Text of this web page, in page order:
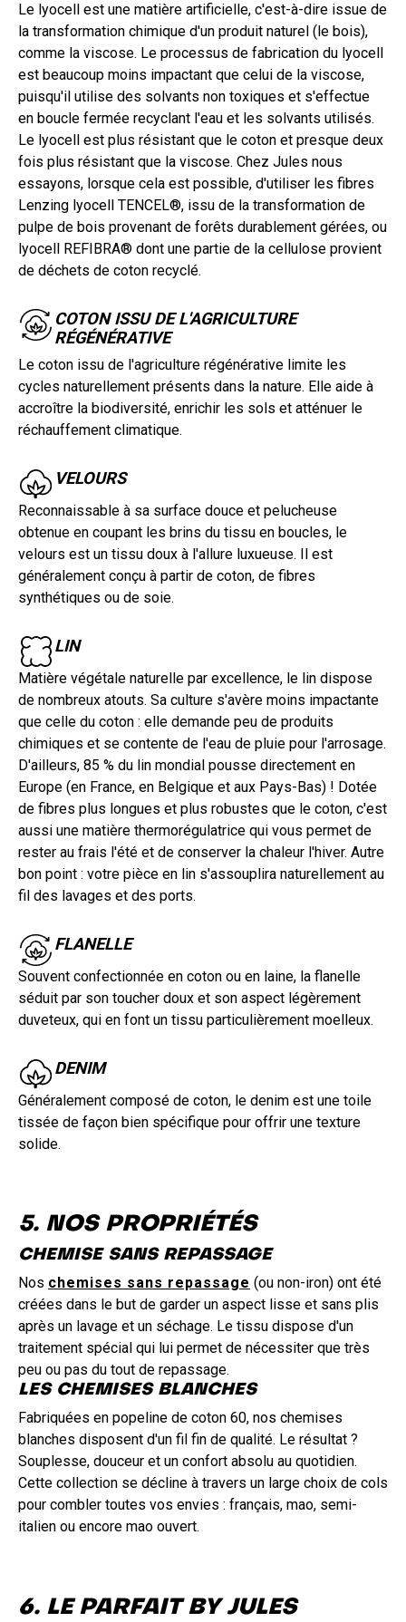
Le lyocell est une matière artificielle, c'est-à-dire issue de
la transformation chimique d'un produit naturel (le bois),
comme la viscose. Le processus de fabrication du lyocell
est beaucoup moins impactant que celui de la viscose,
puisqu'il utilise des solvants non toxiques et s'effectue
en boucle fermée recyclant l'eau et les solvants utilisés.
Le lyocell est plus résistant que le coton et presque deux
fois plus résistant que la viscose. Chez Jules nous
essayons, lorsque cela est possible, d'utiliser les fibres
Lenzing lyocell TENCEL®, issu de la transformation de
pulpe de bois provenant de forêts durablement gérées, ou
lyocell REFIBRA® dont une partie de la cellulose provient
de déchets de coton recyclé.
COTON ISSU DE L'AGRICULTURE
RÉGÉNÉRATIVE
Le coton issu de l'agriculture régénérative limite les
cycles naturellement présents dans la nature. Elle aide à
accroître la biodiversité, enrichir les sols et atténuer le
réchauffement climatique.
VELOURS
Reconnaissable à sa surface douce et pelucheuse
obtenue en coupant les brins du tissu en boucles, le
velours est un tissu doux à l'allure luxueuse. Il est
généralement conçu à partir de coton, de fibres
synthétiques ou de soie.
LIN
Matière végétale naturelle par excellence, le lin dispose
de nombreux atouts. Sa culture s'avère moins impactante
que celle du coton : elle demande peu de produits
chimiques et se contente de l'eau de pluie pour l'arrosage.
D'ailleurs, 85 % du lin mondial pousse directement en
Europe (en France, en Belgique et aux Pays-Bas) ! Dotée
de fibres plus longues et plus robustes que le coton, c'est
aussi une matière thermorégulatrice qui vous permet de
rester au frais l'été et de conserver la chaleur l'hiver. Autre
bon point : votre pièce en lin s'assouplira naturellement au
fil des lavages et des ports.
FLANELLE
Souvent confectionnée en coton ou en laine, la flanelle
séduit par son toucher doux et son aspect légèrement
duveteux, qui en font un tissu particulièrement moelleux.
DENIM
Généralement composé de coton, le denim est une toile
tissée de façon bien spécifique pour offrir une texture
solide.
5. NOS PROPRIÉTÉS
CHEMISE SANS REPASSAGE
Nos chemises sans repassage (ou non-iron) ont été
créées dans le but de garder un aspect lisse et sans plis
après un lavage et un séchage. Le tissu dispose d'un
traitement spécial qui lui permet de nécessiter que très
peu ou pas du tout de repassage.
LES CHEMISES BLANCHES
Fabriquées en popeline de coton 60, nos chemises
blanches disposent d'un fil fin de qualité. Le résultat ?
Souplesse, douceur et un confort absolu au quotidien.
Cette collection se décline à travers un large choix de cols
pour combler toutes vos envies : français, mao, semi-
italien ou encore mao ouvert.
6. LE PARFAIT BY JULES